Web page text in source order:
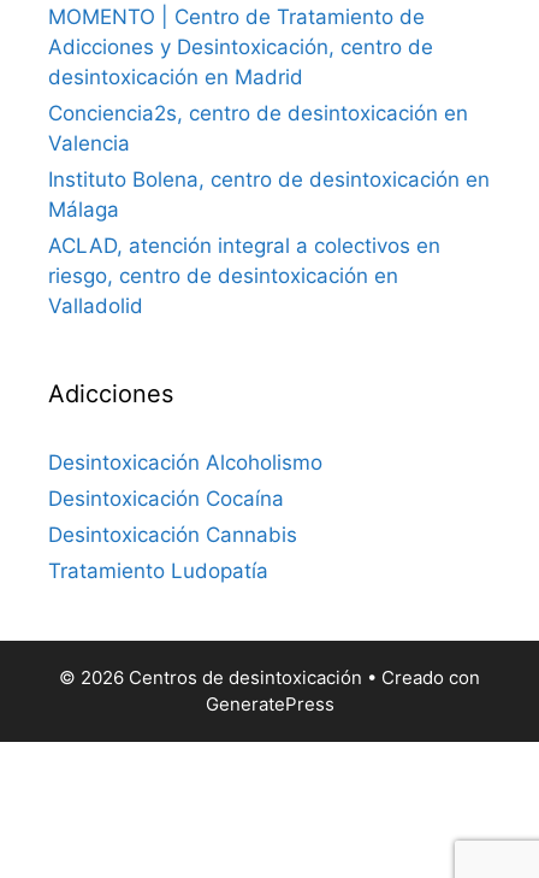
MOMENTO | Centro de Tratamiento de
Adicciones y Desintoxicación, centro de
desintoxicación en Madrid
Conciencia2s, centro de desintoxicación en
Valencia
Instituto Bolena, centro de desintoxicación en
Málaga
ACLAD, atención integral a colectivos en
riesgo, centro de desintoxicación en
Valladolid
Adicciones
Desintoxicación Alcoholismo
Desintoxicación Cocaína
Desintoxicación Cannabis
Tratamiento Ludopatía
© 2026 Centros de desintoxicación • Creado con
GeneratePress